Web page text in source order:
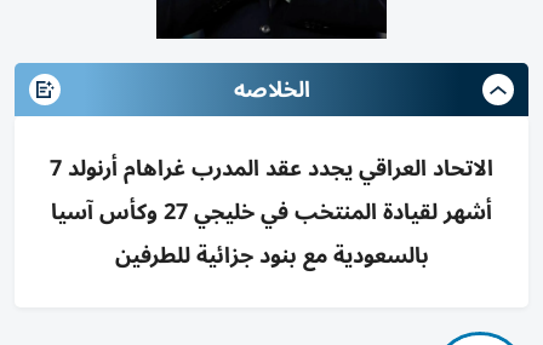
الخلاصه
الاتحاد العراقي يجدد عقد المدرب غراهام أرنولد 7
أشهر لقيادة المنتخب في خليجي 27 وكأس آسيا
بالسعودية مع بنود جزائية للطرفين